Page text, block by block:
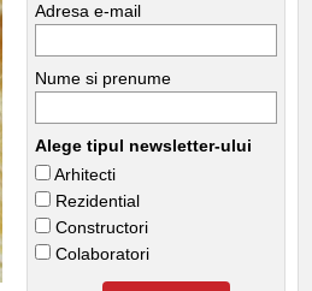
Adresa e-mail
Nume si prenume
Alege tipul newsletter-ului
Arhitecti
Rezidential
Constructori
Colaboratori